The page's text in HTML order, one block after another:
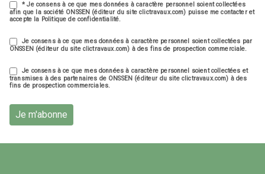
* Je consens à ce que mes données à caractère personnel soient collectées
afin que la société ONSSEN (éditeur du site clictravaux.com) puisse me contacter et
accepte la Politique de confidentialité.
Je consens à ce que mes données à caractère personnel soient collectées par
ONSSEN (éditeur du site clictravaux.com) à des fins de prospection commerciale.
Je consens à ce que mes données à caractère personnel soient collectées et
transmises à des partenaires de ONSSEN (éditeur du site clictravaux.com) à des
fins de prospection commerciales.
Je m'abonne